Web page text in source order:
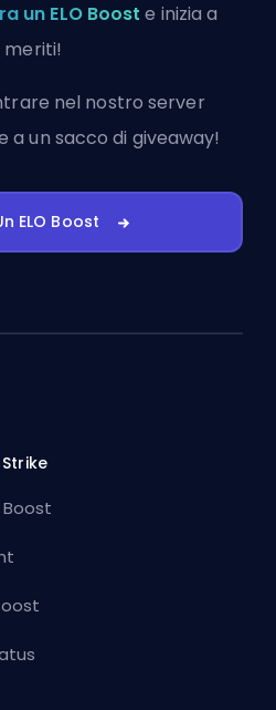
un ELO Boost e inizia a
nel nostro server
a un sacco di giveaway!
ELO Boost
Boost